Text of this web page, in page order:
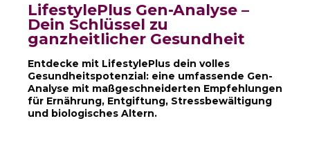
LifestylePlus Gen-Analyse –
Dein Schlüssel zu
ganzheitlicher Gesundheit
Entdecke mit LifestylePlus dein volles
Gesundheitspotenzial: eine umfassende Gen-
Analyse mit maßgeschneiderten Empfehlungen
für Ernährung, Entgiftung, Stressbewältigung
und biologisches Altern.